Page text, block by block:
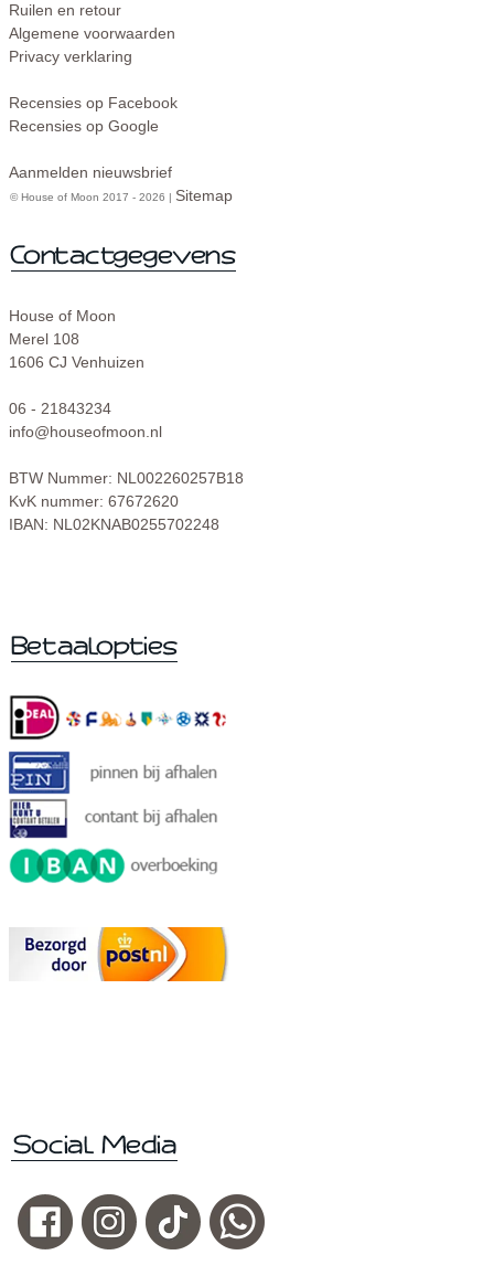
Ruilen en retour
Algemene voorwaarden
Privacy verklaring
Recensies op Facebook
Recensies op Google
Aanmelden nieuwsbrief
© House of Moon 2017 - 2026 | Sitemap
House of Moon
Merel 108
1606 CJ Venhuizen
06 - 21843234
info@houseofmoon.nl
BTW Nummer: NL002260257B18
KvK nummer: 67672620
IBAN: NL02KNAB0255702248